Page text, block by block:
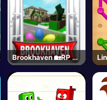
Brookhaven 🏡RP -
Roblox